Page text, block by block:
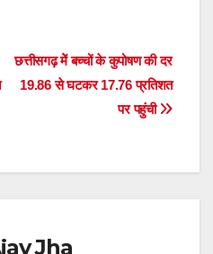
a
d
gr
a
e
dI
di
t
छत्तीसगढ़ मेें बच्चों के कुपोषण की दर
19.86 से घटकर 17.76 प्रतिशत
पर पहुंची
Jha